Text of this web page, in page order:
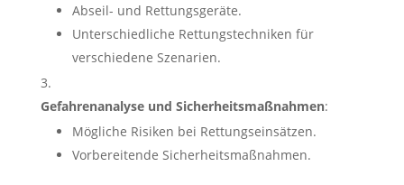
Abseil- und Rettungsgeräte.
Unterschiedliche Rettungstechniken für
verschiedene Szenarien.
Gefahrenanalyse und Sicherheitsmaßnahmen:
Mögliche Risiken bei Rettungseinsätzen.
Vorbereitende Sicherheitsmaßnahmen.